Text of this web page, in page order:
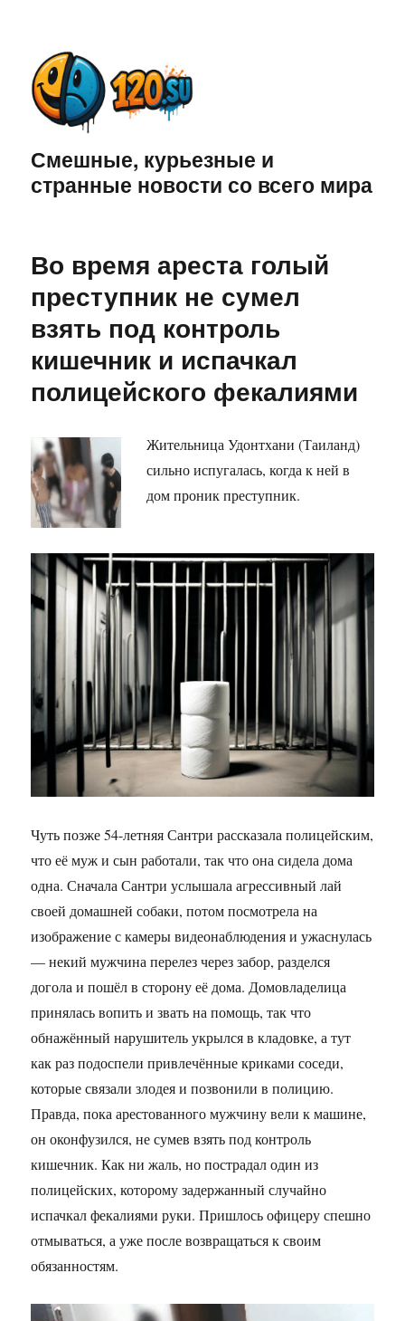
Смешные, курьезные и
странные новости со всего мира
Во время ареста голый
преступник не сумел
взять под контроль
кишечник и испачкал
полицейского фекалиями
Жительница Удонтхани (Таиланд)
сильно испугалась, когда к ней в
дом проник преступник.
Чуть позже 54-летняя Сантри рассказала полицейским,
что её муж и сын работали, так что она сидела дома
одна. Сначала Сантри услышала агрессивный лай
своей домашней собаки, потом посмотрела на
изображение с камеры видеонаблюдения и ужаснулась
— некий мужчина перелез через забор, разделся
догола и пошёл в сторону её дома. Домовладелица
принялась вопить и звать на помощь, так что
обнажённый нарушитель укрылся в кладовке, а тут
как раз подоспели привлечённые криками соседи,
которые связали злодея и позвонили в полицию.
Правда, пока арестованного мужчину вели к машине,
он оконфузился, не сумев взять под контроль
кишечник. Как ни жаль, но пострадал один из
полицейских, которому задержанный случайно
испачкал фекалиями руки. Пришлось офицеру спешно
отмываться, а уже после возвращаться к своим
обязанностям.